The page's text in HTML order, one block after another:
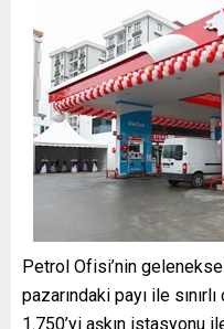
Petrol Ofisi’nin
pazarındaki payı ile
1.750’yi aşkın istasyonu